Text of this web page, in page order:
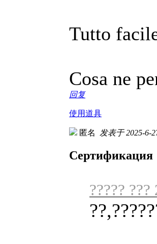
Tutto
Cosa ne
回复
使用道具
匿名 发表于 2025-6-
Сертификация
?????